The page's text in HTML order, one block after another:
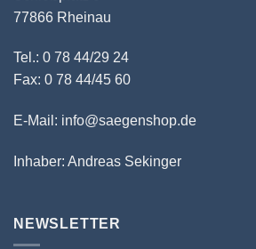
77866 Rheinau
Tel.: 0 78 44/29 24
Fax: 0 78 44/45 60
E-Mail: info@saegenshop.de
Inhaber: Andreas Sekinger
NEWSLETTER